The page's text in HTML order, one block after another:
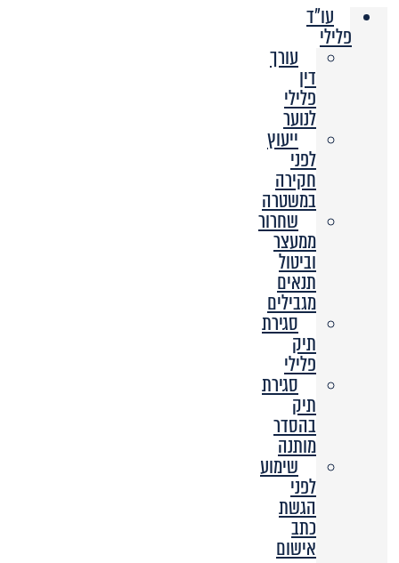
עו"ד
פלילי
עורך
דין
פלילי
לנוער
ייעוץ
לפני
חקירה
במשטרה
שחרור
ממעצר
וביטול
תנאים
מגבילים
סגירת
תיק
פלילי
סגירת
תיק
בהסדר
מותנה
שימוע
לפני
הגשת
כתב
אישום